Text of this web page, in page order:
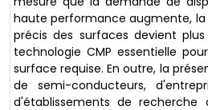
haute performance augmente, la
précis des surfaces devient
technologie CMP essentielle
surface requise. En outre, la
de semi-conducteurs,
d'établissements de recherche